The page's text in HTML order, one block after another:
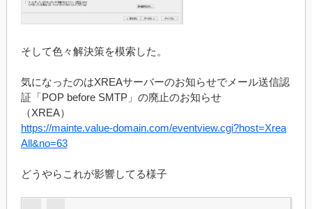
そして色々解決策を模索した。
気になったのはXREAサーバーのお知らせでメール送信認
証「POP before SMTP」の廃止のお知らせ
（XREA）
https://mainte.value-domain.com/eventview.cgi?host=Xrea
All&no=63
どうやらこれが影響してる様子